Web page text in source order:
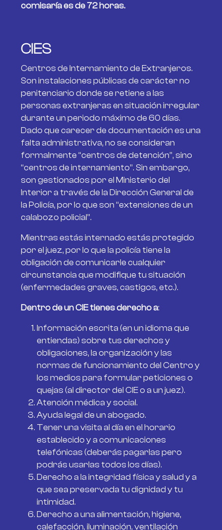
comisaría es de 72 horas.
CIES
Centros de Internamiento de Extranjeros.
Son instalaciones públicas de carácter no
penitenciario donde se retiene a las
personas extranjeras en situación irregular
durante un periodo máximo de 60 días.
Dado que carecer de documentación es una
falta administrativa, no se consideran
formalmente “centros de detención”, sino
“centros de internamiento”. Sin embargo,
son gestionados por el Ministerio del
Interior a través de la Dirección General de
la Policía, por lo que son “extensiones de un
calabozo policial”.
Mientras estás internado estás protegido
por el juez, por lo que la policía tiene la
obligación de comunicarle cualquier
circunstancia que modifique tu situación
(enfermedades graves, castigos, etc.).
Dentro de un CIE tienes derecho a:
Información escrita (en un idioma que
entiendas) sobre tus derechos y
obligaciones, la organización y las
normas de funcionamiento del Centro y
los medios para formular peticiones o
quejas (al director del CIE o a un juez).
Atención médica y social.
Ayuda legal de un abogado.
Tener una visita al día en el horario
establecido y a comunicaciones
telefónicas (deberás pagarlas pero
podrás usarlas todos los días).
Derecho a la integridad física y salud y a
que sea preservada tu dignidad y tu
intimidad.
Derecho a una alimentación, higiene,
calefacción, iluminación, ventilación